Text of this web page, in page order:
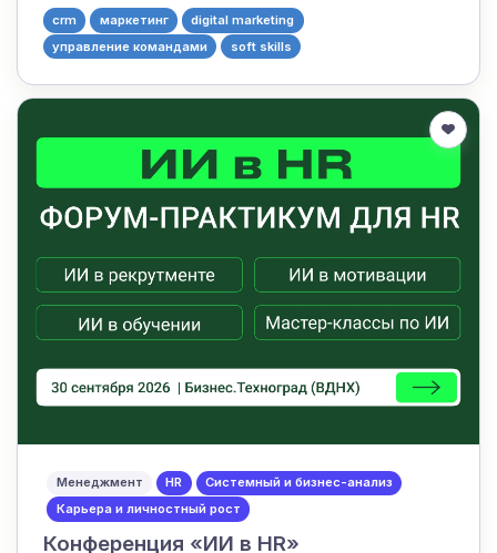
crm маркетинг
digital marketing
управление командами
soft skills
Менеджмент HR
Системный и бизнес-анализ
Карьера и личностный рост
Конференция «ИИ в HR»